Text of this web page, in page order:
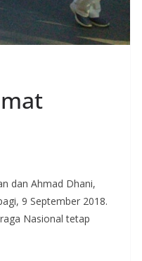
dan Ahmad Dhani,
9 September 2018.
Nasional tetap